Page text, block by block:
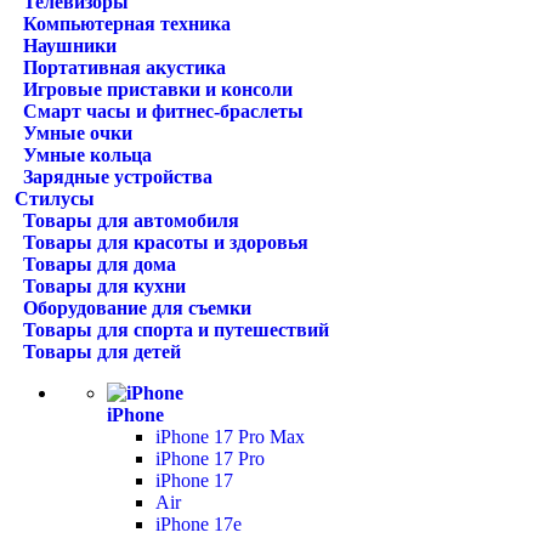
Компьютерная техника
Наушники
Портативная акустика
Игровые приставки и консоли
Смарт часы и фитнес-браслеты
Умные очки
Умные кольца
Зарядные устройства
Стилусы
Товары для автомобиля
Товары для красоты и здоровья
Товары для дома
Товары для кухни
Оборудование для съемки
Товары для спорта и путешествий
Товары для детей
iPhone
iPhone 17 Pro Max
iPhone 17 Pro
iPhone 17
Air
iPhone 17e